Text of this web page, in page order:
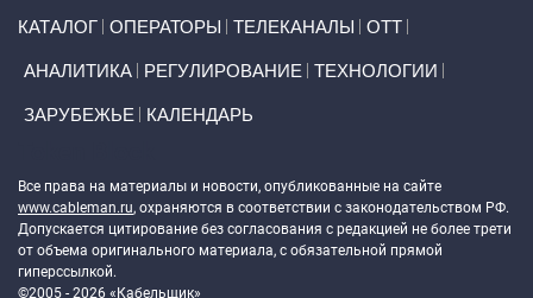
КАТАЛОГ ОПЕРАТОРЫ ТЕЛЕКАНАЛЫ ОТТ
АНАЛИТИКА РЕГУЛИРОВАНИЕ ТЕХНОЛОГИИ
ЗАРУБЕЖЬЕ КАЛЕНДАРЬ
Все права на материалы и новости, опубликованные на сайте
www.cableman.ru, охраняются в соответствии с законодательством РФ.
Допускается цитирование без согласования с редакцией не более трети
от объема оригинального материала, с обязательной прямой
гиперссылкой.
©2005 - 2026 «Кабельщик»